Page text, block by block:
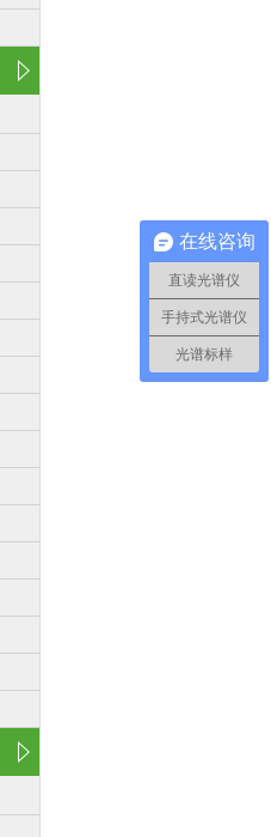
在线咨询
直读光谱仪
手持式光谱仪
光谱标样